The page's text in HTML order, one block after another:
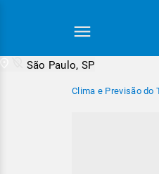
São Paulo, SP
Clima e Previsão do